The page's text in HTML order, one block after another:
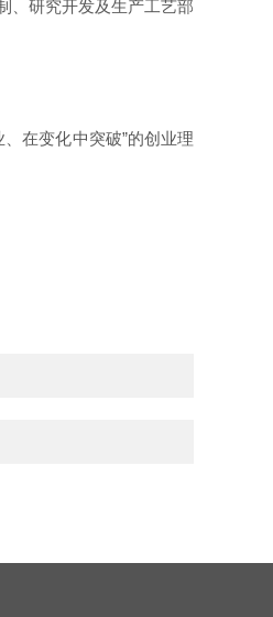
、研究开发及生产工艺部
在变化中突破”的创业理